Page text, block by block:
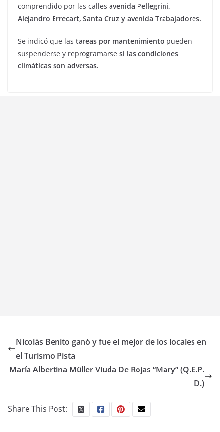
comprendido por las calles avenida Pellegrini,
Alejandro Errecart, Santa Cruz y avenida Trabajadores.
Se indicó que las tareas por mantenimiento pueden
suspenderse y reprogramarse si las condiciones
climáticas son adversas.
Nicolás Benito ganó y fue el mejor de los locales en
el Turismo Pista
María Albertina Müller Viuda De Rojas “Mary” (Q.E.P.
D.)
Share This Post: